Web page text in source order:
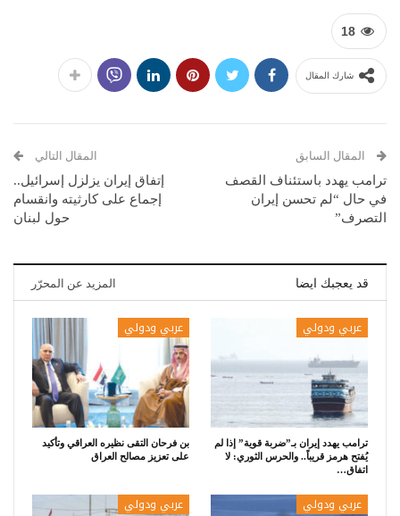
18
شارك المقال
المقال السابق
ترامب يهدد باستئناف القصف
في حال “لم تحسن إيران
التصرف”
المقال التالي
إتفاق إيران يزلزل إسرائيل..
إجماع على كارثيته وانقسام
حول لبنان
قد يعجبك ايضا المزيد عن المحرّر
عربي ودولي
ترامب يهدد إيران بـ”ضربة قوية” إذا لم
يُفتح هرمز قريباً.. والحرس الثوري: لا
اتفاق…
عربي ودولي
بن فرحان التقى نظيره العراقي وتأكيد
على تعزيز مصالح العراق
عربي ودولي عربي ودولي